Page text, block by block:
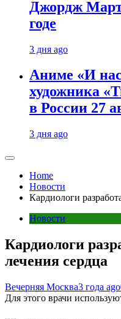
Джордж
годе
3 дня ago
Аниме «И
художника
в России 27
3 дня ago
Home
Новости
Кардиологи
Новости
Кардиологи
лечения сердца
Вечерняя Москва3 года ago
Для этого врачи